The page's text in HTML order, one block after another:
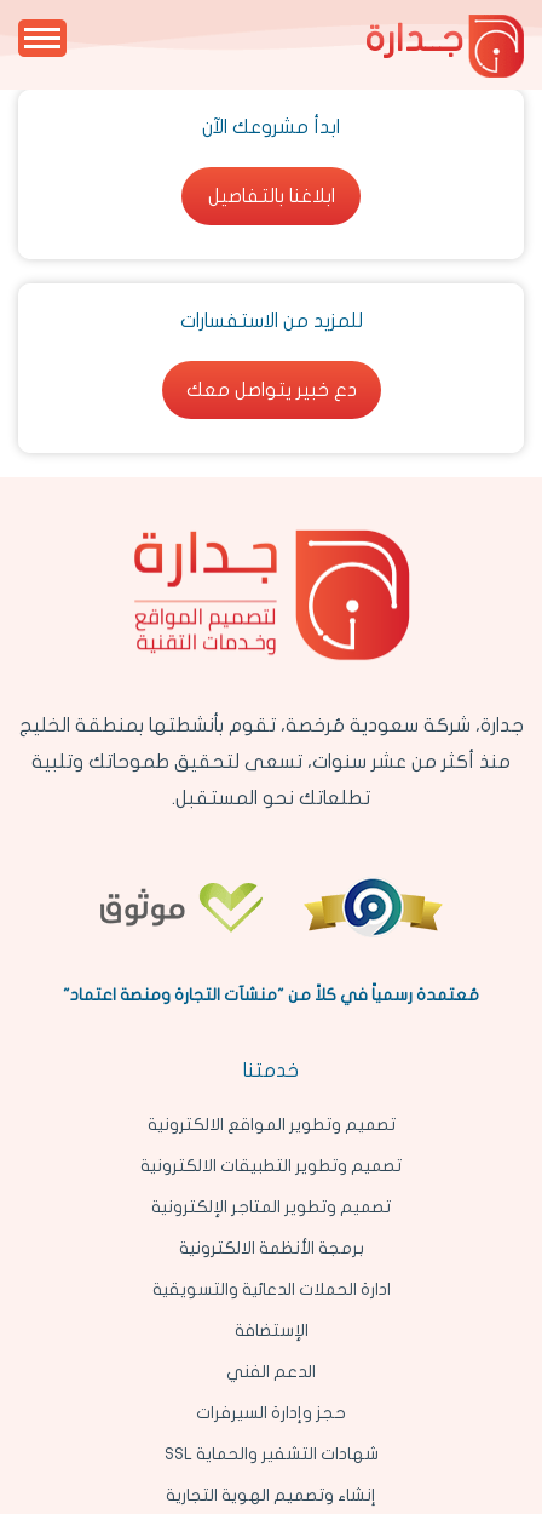
جــدارة
ابدأ مشروعك الآن
ابلاغنا بالتفاصيل
ابلاغنا بالتفاصيل
للمزيد من الاستفسارات
دع خبير يتواصل معك
دع خبير يتواصل معك
جدارة، شركة سعودية مُرخصة، تقوم بأنشطتها بمنطقة الخليج
منذ أكثر من عشر سنوات، تسعى لتحقيق طموحاتك وتلبية
تطلعاتك نحو المستقبل.
مُعتمدة رسمياً في كلاً من "منشآت التجارة ومنصة اعتماد"
خدمتنا
تصميم وتطوير المواقع الالكترونية
تصميم وتطوير التطبيقات الالكترونية
تصميم وتطوير المتاجر الإلكترونية
برمجة الأنظمة الالكترونية
ادارة الحملات الدعائية والتسويقية
الإستضافة
الدعم الفني
حجز وإدارة السيرفرات
شهادات التشفير والحماية SSL
إنشاء وتصميم الهوية التجارية